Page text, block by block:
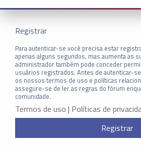
Registrar
Para autenticar-se você precisa estar
apenas alguns segundos, mas aumenta as
administrador também pode conceder
usuários registrados. Antes de autenticar-
os nossos termos de uso e políticas
assegure-se de ler as regras do fórum
comunidade.
Termos de uso | Políticas de
Registrar